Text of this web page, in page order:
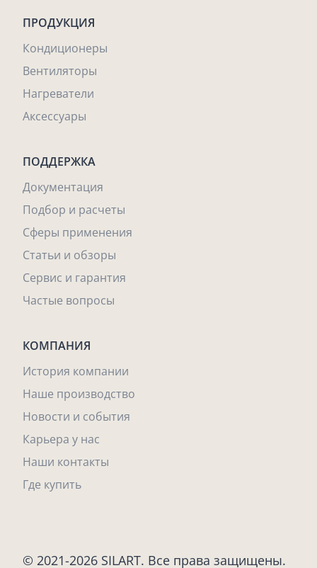
ПРОДУКЦИЯ
Кондиционеры
Вентиляторы
Нагреватели
Аксессуары
ПОДДЕРЖКА
Документация
Подбор и расчеты
Сферы применения
Статьи и обзоры
Сервис и гарантия
Частые вопросы
КОМПАНИЯ
История компании
Наше производство
Новости и события
Карьера у нас
Наши контакты
Где купить
© 2021-2026 SILART. Все права защищены.